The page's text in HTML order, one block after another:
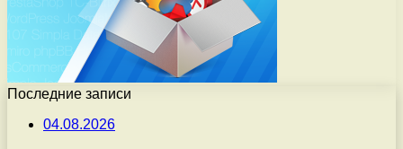
Последние записи
04.08.2026